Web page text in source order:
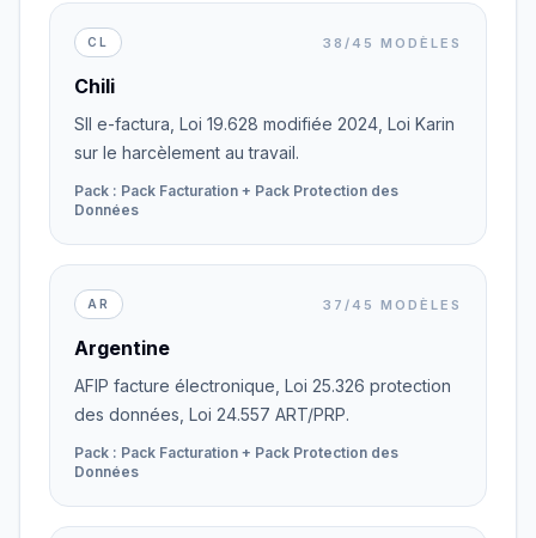
CL 38/45 MODÈLES
Chili
SII e-factura, Loi 19.628 modifiée 2024, Loi Karin
sur le harcèlement au travail.
Pack : Pack Facturation + Pack Protection des
Données
AR 37/45 MODÈLES
Argentine
AFIP facture électronique, Loi 25.326 protection
des données, Loi 24.557 ART/PRP.
Pack : Pack Facturation + Pack Protection des
Données